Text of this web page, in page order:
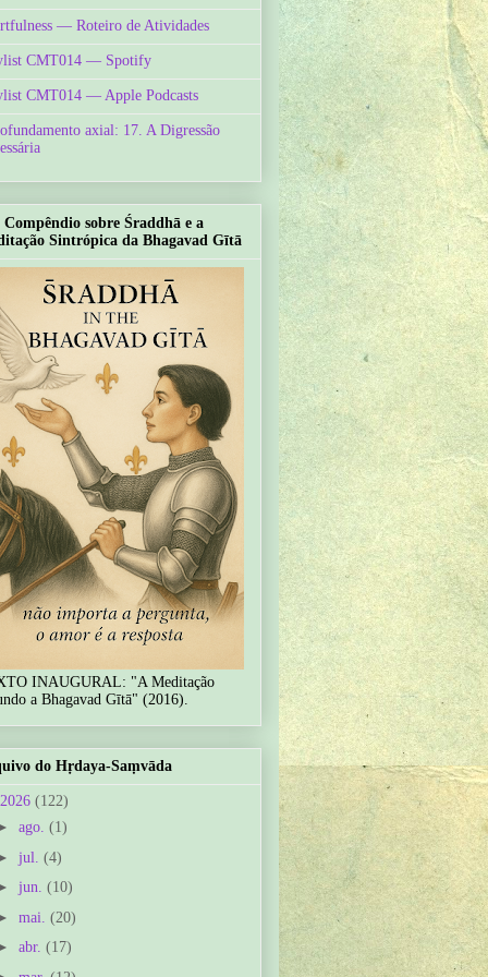
— Roteiro de Atividades
CMT014 — Spotify
CMT014 — Apple Podcasts
axial: 17. A Digressão
Compêndio sobre Śraddhā e a
Sintrópica da Bhagavad Gītā
INAUGURAL: "A Meditação
a Bhagavad Gītā" (2016).
do Hṛdaya-Saṃvāda
2026 (122)
ago. (1)
jul. (4)
jun. (10)
mai. (20)
abr. (17)